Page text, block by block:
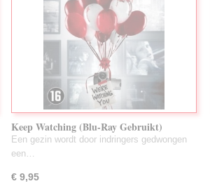
Keep Watching (Blu-Ray Gebruikt)
Een gezin wordt door indringers gedwongen
een…
€ 9,95